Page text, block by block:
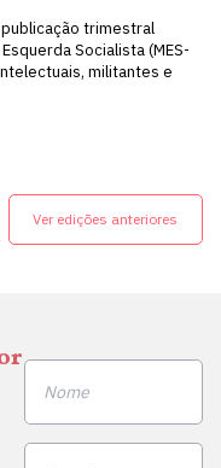
publicação trimestral
Socialista (MES-
militantes e
Ver edições anteriores